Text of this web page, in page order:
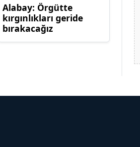
Alabay: Örgütte
kırgınlıkları geride
bırakacağız